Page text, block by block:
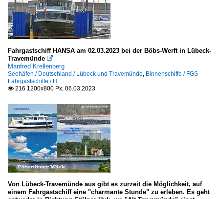
Fahrgastschiff HANSA am 02.03.2023 bei der Böbs-Werft in Lübeck-
Travemünde 
Manfred Krellenberg
Seehäfen / Deutschland / Lübeck und Travemünde, Binnenschiffe / FGS -
Fahrgastschiffe / H
 216 1200x800 Px, 06.03.2023
Von Lübeck-Travemünde aus gibt es zurzeit die Möglichkeit, auf
einem Fahrgastschiff eine "charmante Stunde" zu erleben. Es geht